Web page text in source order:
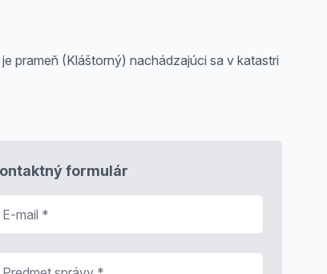
prameň (Kláštorný) nachádzajúci sa v katastri
formulár